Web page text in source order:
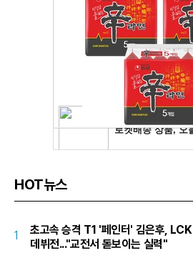
HOT뉴스
1
초고속 승격 T1 '페인터' 김은후, LCK
데뷔전..."교전서 돋보이는 실력"